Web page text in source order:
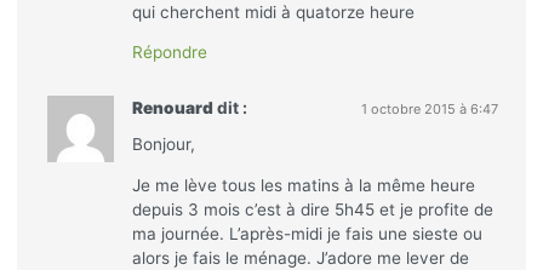
qui cherchent midi à quatorze heure
Répondre
Renouard dit : 1 octobre 2015 à 6:47
Bonjour,
Je me lève tous les matins à la même heure
depuis 3 mois c’est à dire 5h45 et je profite de
ma journée. L’après-midi je fais une sieste ou
alors je fais le ménage. J’adore me lever de